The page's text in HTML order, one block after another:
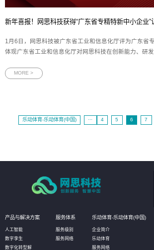
新年喜报！网思科技获得“广东省专精特新中小企业”
1月6日，网思科技被广东省工业和信息化厅评为广东省
体现广东省工业和信息化厅对网思科技在创新能力、研发
年6月，工业和信息化部印发了《优质中小企业梯度培育
MORE >
乐动体育-乐动体育(中国) ··· 4 5 6 7
产品与解决方案
人工智能
数字孪生
数字化转型解
服务体系
服务级别
服务网络
乐动体育-乐动体育(中国)
企业简介
乐动体育
服务网络